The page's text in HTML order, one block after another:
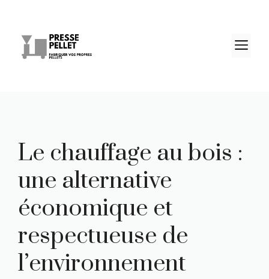
contenu
Le chauffage au bois :
une alternative
économique et
respectueuse de
l’environnement